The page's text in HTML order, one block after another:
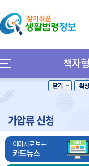
책자형
가압류 신청
이미지로 보는
카드뉴스